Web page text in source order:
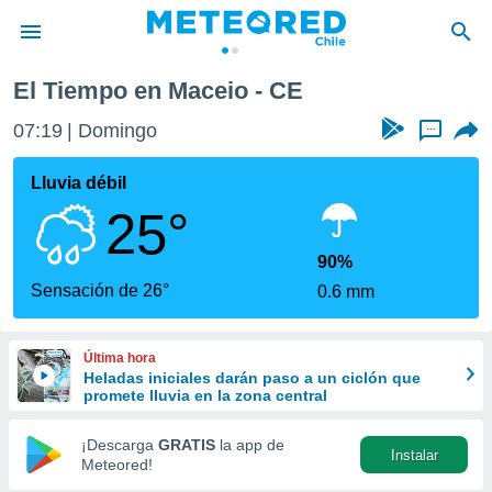
de
por
se
calidad.
a este
las
y
forma
digital
basada
El Tiempo en Maceio - CE
07:19 Domingo ...
Lluvia débil
25°
Sensación de 26°
90%
0.6 mm
Última hora
Heladas iniciales darán paso a un ciclón que
promete lluvia en la zona central
¡Descarga GRATIS la app de
Meteored!
Instalar